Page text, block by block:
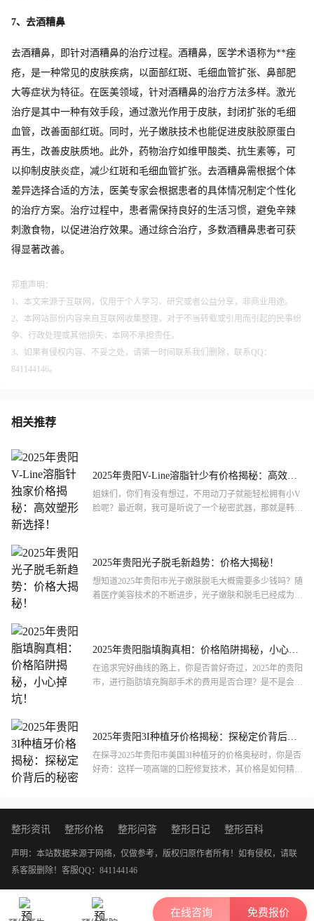
7、去酒糟鼻
去酒糟鼻，即针对酒糟鼻的治疗过程。酒糟鼻，医学术语称为**痤
疮，是一种常见的皮肤疾病，以面部红斑、毛细血管扩张、鼻部肥
大等症状为特征。在医美领域，针对酒糟鼻的治疗方法多样。激光
治疗是其中一种有效手段，通过激光作用于皮肤，封闭扩张的毛细
血管，改善面部红斑。同时，光子嫩肤技术也能促进皮肤胶原蛋白
再生，改善皮肤质地。此外，药物治疗如维甲酸类、抗生素等，可
以抑制皮肤炎症，减少红斑和毛细血管扩张。去酒糟鼻需根据个体
差异选择合适的方法，医美专家会根据患者的具体情况制定个性化
的治疗方案。治疗过程中，患者需保持良好的生活习惯，避免辛辣
刺激食物，以促进治疗效果。通过综合治疗，多数酒糟鼻患者可获
得显著改善。
郑重声明：
1、本文来源于互联网，仅用于个人学习、研究或者公益分享，非商业用途。
2、本网站部份内容来自互联网收集整理，对于不当转载或引用而引起的民事纷
争、行政处理或其他损失，本网不承担责任。
3、如果有侵权内容、不妥之处，请第一时间联系我们删除，联系QQ：
841144146。
相关推荐
2025年贵阳V-Line溶脂针少有价格揭秘：高效塑
形新选择！
姐妹们，你们有没有想过，不用动刀子就能轻松拥有小V
脸呢？最近啊，我可是听说了一个秘密武器，那就是韩国
2025年贵阳光子脱毛新趋势：价格大揭秘！
想知道2025年贵阳市光子嫩肤脱毛大概需要多少钱吗？随
着医疗美容技术的不断进步，光子嫩肤和脱毛已经成为许
2025年贵阳脂填胸真相：价格陷阱揭秘，小心掉
坑！
在追求完好曲线的路上，你是否曾好奇过，2025年的贵阳
市，进行脂肪填充胸部手术的费用是否合理？是不是会有
2025年贵阳3I种植牙价格揭秘：探秘定价背后的
秘密
在探寻2025年贵阳市美国3I种植牙的价格奥秘时，你是否
好奇：这样一项高端的口腔修复技术，其价格是如何精准
整形资讯 整形价格 整形问答 整形日记 整形百科
声明：本站数据来源于网络，仅做参考，版权归原作者所有！如有侵权，请联
系客服删除！ 客服QQ：841144146
在线咨询 免费报价